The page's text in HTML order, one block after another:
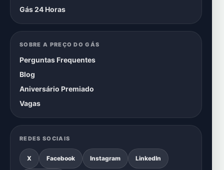
Gás 24 Horas
SOBRE A PREÇO DO GÁS
Perguntas Frequentes
Blog
Aniversário Premiado
Vagas
REDES SOCIAIS
X Facebook Instagram LinkedIn